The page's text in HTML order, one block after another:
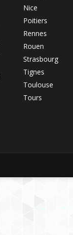
Nice
Poitiers
Rennes
Rouen
Strasbourg
Tignes
Toulouse
Tours